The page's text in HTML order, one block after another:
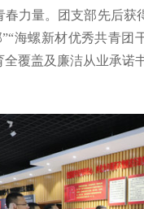
力量。团支部先后获
海螺新材优秀共青
覆盖及廉洁从业承